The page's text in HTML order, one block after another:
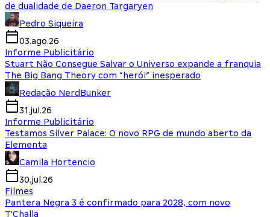
de dualidade de Daeron Targaryen
Pedro Siqueira
03.ago.26
Informe Publicitário
Stuart Não Consegue Salvar o Universo expande a franquia
The Big Bang Theory com “herói” inesperado
Redação NerdBunker
31.jul.26
Informe Publicitário
Testamos Silver Palace: O novo RPG de mundo aberto da
Elementa
Camila Hortencio
30.jul.26
Filmes
Pantera Negra 3 é confirmado para 2028, com novo
T'Challa